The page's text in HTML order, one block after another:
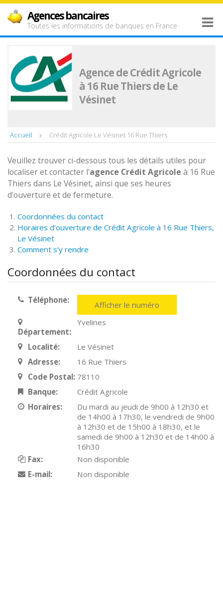
Agences bancaires
Toutes les informations de banques en France
Agence de Crédit Agricole
à 16 Rue Thiers de Le
Vésinet
Accueil Crédit Agricole Le Vésinet 16 Rue Thiers
Veuillez trouver ci-dessous tous les détails utiles pour
localiser et contacter l'agence Crédit Agricole à 16 Rue
Thiers dans Le Vésinet, ainsi que ses heures
d'ouverture et de fermeture.
Coordonnées du contact
Horaires d'ouverture de Crédit Agricole à 16 Rue Thiers,
Le Vésinet
Comment s'y rendre
Coordonnées du contact
Téléphone: Afficher le numéro
Département:
Yvelines
Localité:
Le Vésinet
Adresse:
16 Rue Thiers
Code Postal: 78110
Banque:
Crédit Agricole
Horaires:
Du mardi au jeudi de 9h00 à 12h30 et
de 14h00 à 17h30, le vendredi de 9h00
à 12h30 et de 15h00 à 18h30, et le
samedi de 9h00 à 12h30 et de 14h00 à
16h30
Fax:
Non disponible
E-mail:
Non disponible